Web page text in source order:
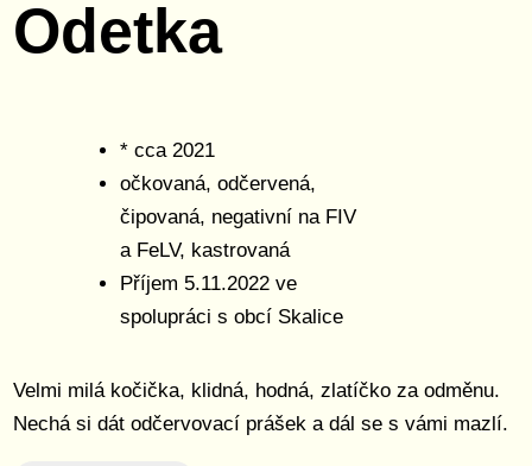
Odetka
Velmi milá kočička, klidná, hodná, zlatíčko za odměnu.
Nechá si dát odčervovací prášek a dál se s vámi mazlí.
* cca 2021
očkovaná, odčervená,
čipovaná, negativní na FIV
a FeLV, kastrovaná
Příjem 5.11.2022 ve
spolupráci s obcí Skalice